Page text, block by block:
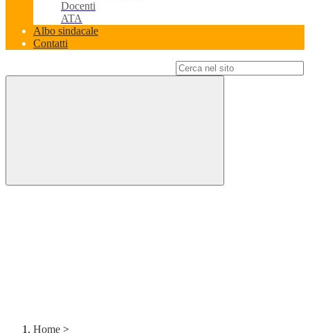
Docenti
ATA
Albo sindacale
Contatti
Home >